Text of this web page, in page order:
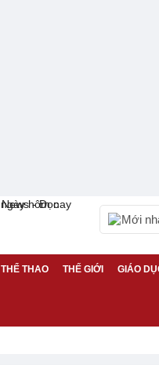
Mới
THỂ THAO THẾ GIỚI GIÁO